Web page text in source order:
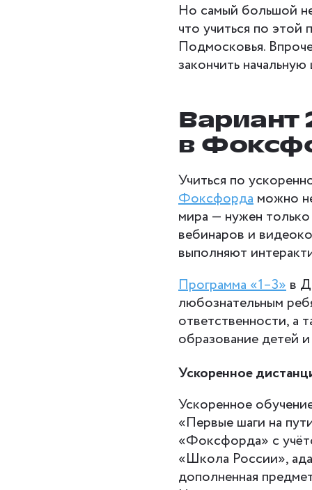
Но самый большой
что учиться по
Подмосковья.
закончить
Вариант
в
Учиться по
Фоксфорда можно
мира — нужен
вебинаров и
выполняют
Программа «1–3» в
любознательным
ответственности, а
образование детей
Ускоренное
Ускоренное
«Первые шаги на
«Фоксфорда» с
«Школа России»,
дополненная